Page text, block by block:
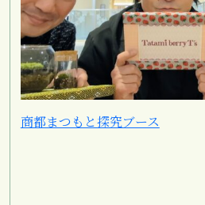
商都まつもと探究ブース